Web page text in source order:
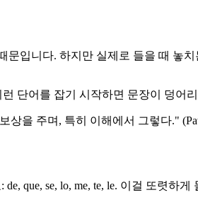
입니다. 하지만 실제로 들을 때 놓
단어를 잡기 시작하면 문장이 덩어
을 주며, 특히 이해에서 그렇다."
que, se, lo, me, te, le. 이걸 또렷하